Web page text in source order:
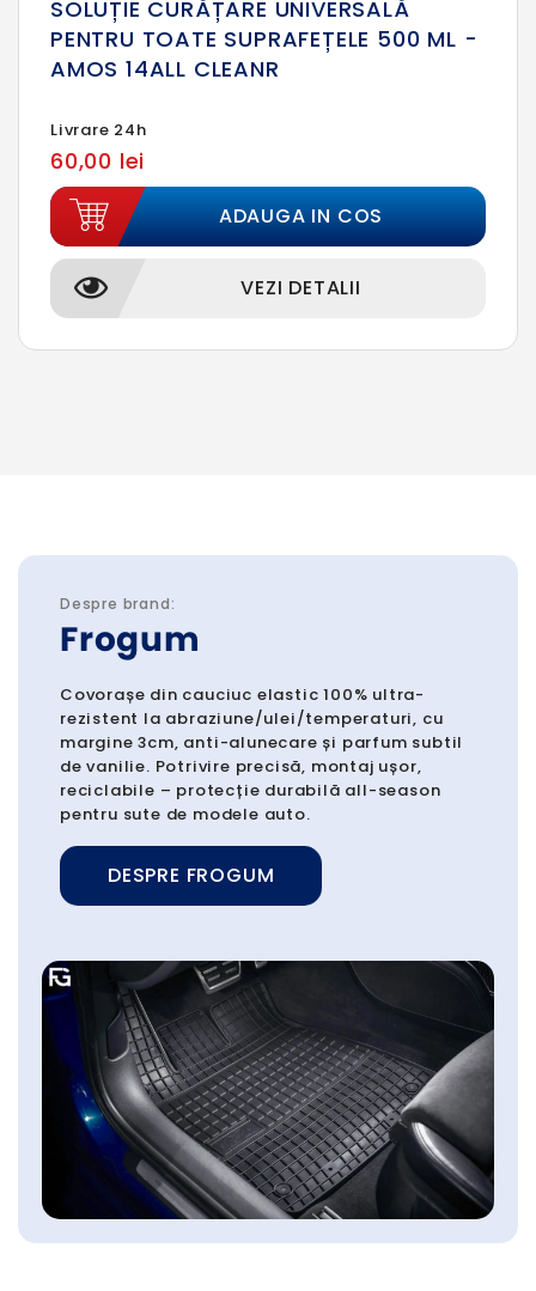
SOLUȚIE CURĂȚARE UNIVERSALĂ
PENTRU TOATE SUPRAFEȚELE 500 ML -
AMOS 14ALL CLEANR
Livrare 24h
60,00 lei
ADAUGA IN COS
VEZI DETALII
Despre brand:
Frogum
Covorașe din cauciuc elastic 100% ultra-
rezistent la abraziune/ulei/temperaturi, cu
margine 3cm, anti-alunecare și parfum subtil
de vanilie. Potrivire precisă, montaj ușor,
reciclabile – protecție durabilă all-season
pentru sute de modele auto.
DESPRE FROGUM